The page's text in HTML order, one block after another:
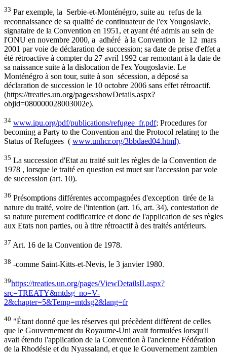
33 Par exemple, la Serbie-et-Monténégro, suite au refus de la
reconnaissance de sa qualité de continuateur de l'ex Yougoslavie,
signataire de la Convention en 1951, et ayant été admis au sein de
l'ONU en novembre 2000, a adhéré à la Convention le 12 mars
2001 par voie de déclaration de succession; sa date de prise d'effet a
été rétroactive à compter du 27 avril 1992 car remontant à la date de
sa naissance suite à la dislocation de l'ex Yougoslavie. Le
Monténégro à son tour, suite à son sécession, a déposé sa
déclaration de succession le 10 octobre 2006 sans effet rétroactif.
(https://treaties.un.org/pages/showDetails.aspx?
objid=080000028003002e).
34 www.ipu.org/pdf/publications/refugee_fr.pdf; Procedures for
becoming a Party to the Convention and the Protocol relating to the
Status of Refugees ( www.unhcr.org/3bbdaed04.html).
35 La succession d'Etat au traité suit les règles de la Convention de
1978 , lorsque le traité en question est muet sur l'accession par voie
de succession (art. 10).
36 Présomptions différentes accompagnées d'exception tirée de la
nature du traité, voire de l'intention (art. 16, art. 34), contestation de
sa nature purement codificatrice et donc de l'application de ses règles
aux Etats non parties, ou à titre rétroactif à des traités antérieurs.
37 Art. 16 de la Convention de 1978.
38 -comme Saint-Kitts-et-Nevis, le 3 janvier 1980.
39https://treaties.un.org/pages/ViewDetailsII.aspx?
src=TREATY&mtdsg_no=V-
2&chapter=5&Temp=mtdsg2&lang=fr
40 "Étant donné que les réserves qui précèdent diffèrent de celles
que le Gouvernement du Royaume-Uni avait formulées lorsqu'il
avait étendu l'application de la Convention à l'ancienne Fédération
de la Rhodésie et du Nyassaland, et que le Gouvernement zambien